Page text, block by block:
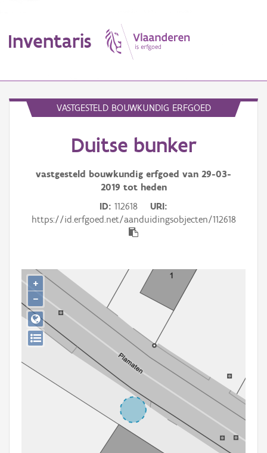
Inventaris
Aanduidingsobject
Thema
Persoon of collectief
Downloads
Hergebruik
VASTGESTELD BOUWKUNDIG ERFGOED
Duitse bunker
vastgesteld bouwkundig erfgoed van 29-03-
2019 tot heden
ID 112618
URI
https://id.erfgoed.net/aanduidingsobjecten/112618
+
−